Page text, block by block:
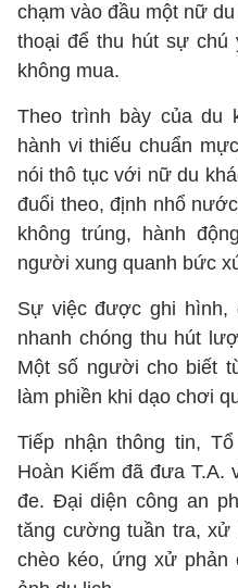
chạm vào đầu một nữ
thoại để thu hút sự
không mua.
Theo trình bày của du
hành vi thiếu chuẩn
nói thô tục với nữ du
đuổi theo, định nhổ
không trúng, hành
người xung quanh bức
Sự việc được ghi hình,
nhanh chóng thu hút
Một số người cho biết
làm phiền khi dạo chơi
Tiếp nhận thông tin,
Hoàn Kiếm đã đưa T.A.
đe. Đại diện công an
tăng cường tuần tra,
chèo kéo, ứng xử phản